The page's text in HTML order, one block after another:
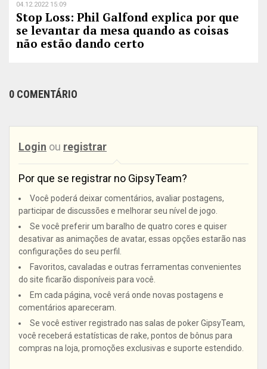
04.12.2022 15:09
Stop Loss: Phil Galfond explica por que
se levantar da mesa quando as coisas
não estão dando certo
0 COMENTÁRIO
Login ou registrar
Por que se registrar no GipsyTeam?
Você poderá deixar comentários, avaliar postagens,
participar de discussões e melhorar seu nível de jogo.
Se você preferir um baralho de quatro cores e quiser
desativar as animações de avatar, essas opções estarão nas
configurações do seu perfil.
Favoritos, cavaladas e outras ferramentas convenientes
do site ficarão disponíveis para você.
Em cada página, você verá onde novas postagens e
comentários apareceram.
Se você estiver registrado nas salas de poker GipsyTeam,
você receberá estatísticas de rake, pontos de bônus para
compras na loja, promoções exclusivas e suporte estendido.